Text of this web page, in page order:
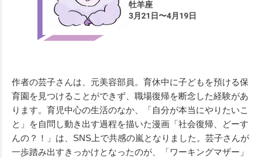
作者の芸子さんは、元美容部員。育休中に子どもを預ける保
育園を見つけることができず、職場復帰を断念した経験があ
ります。育児中心の生活のなか、「自分が本当にやりたいこ
と」を自問し動き出す過程を描いた漫画「社会復帰、どーす
んの？！」は、SNS上で共感の嵐となりました。芸子さんが
一歩踏み出すきっかけとなったのが、「ワーキングマザー」